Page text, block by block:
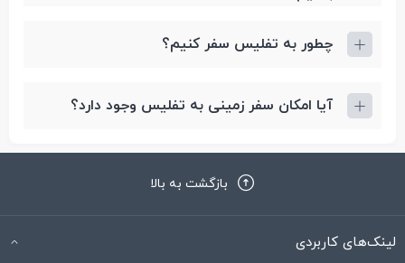
چطور به تفلیس سفر کنیم؟
آیا امکان سفر زمینی به تفلیس وجود دارد؟‌
بازگشت به بالا
لینک‌های کاربردی